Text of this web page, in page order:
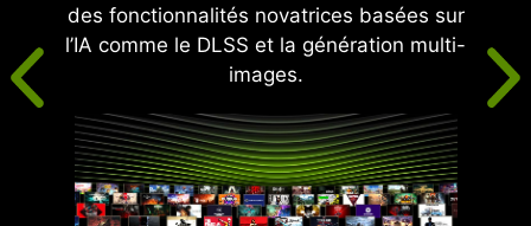
des fonctionnalités novatrices basées sur
l’IA comme le DLSS et la génération multi-
images.